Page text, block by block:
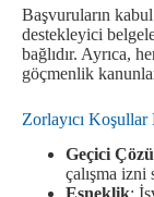
Başvuruların
destekleyici
bağlıdır. Ayrıca,
göçmenlik
Zorlayıcı
Geçici
çalışma izni